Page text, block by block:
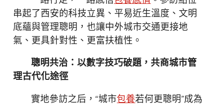
串起了西安的科技立異、平易近生溫度、文明
底蘊與管理聰明，也讓中外城市交通更接地
氣、更具針對性、更富扶植性。
聰明共治：以數字技巧破題，共商城市管
理古代化途徑
實地參訪之后，“城市包養若何更聰明”成為